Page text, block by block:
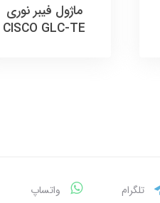
ماژول فیبر نوری
CISCO GLC-TE
تلگرام واتساپ